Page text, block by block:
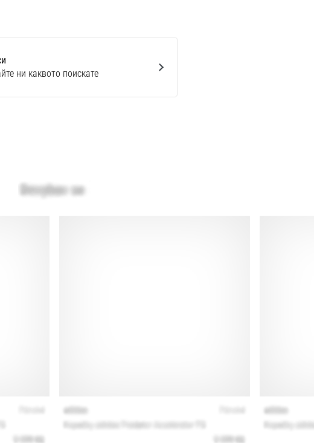
ни каквото поискате